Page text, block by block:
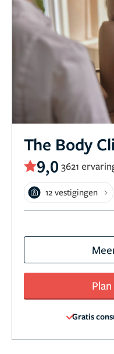
The Body
9,0 3621
12 vestigingen
Gratis